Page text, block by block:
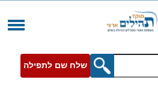
שלח שם לתפילה